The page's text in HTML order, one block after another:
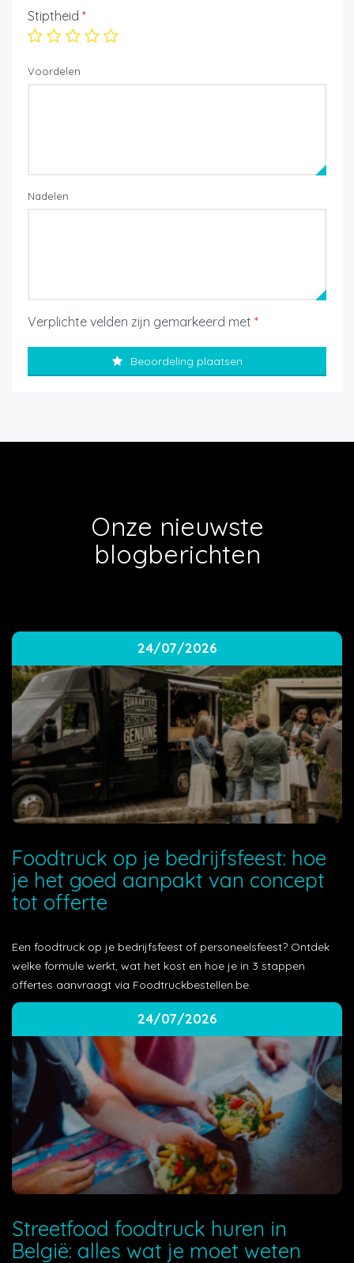
Stiptheid *
Voordelen
Nadelen
Verplichte velden zijn gemarkeerd met *
Beoordeling plaatsen
Onze nieuwste
blogberichten
24/07/2026
Foodtruck op je bedrijfsfeest: hoe
je het goed aanpakt van concept
tot offerte
Een foodtruck op je bedrijfsfeest of personeelsfeest? Ontdek
welke formule werkt, wat het kost en hoe je in 3 stappen
offertes aanvraagt via Foodtruckbestellen.be.
24/07/2026
Streetfood foodtruck huren in
België: alles wat je moet weten